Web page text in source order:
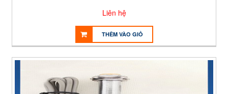
Liên hệ
THÊM VÀO GIỎ